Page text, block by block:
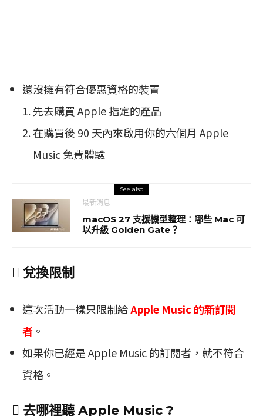
還沒擁有符合優惠資格的裝置
先去購買 Apple 指定的產品
在購買後 90 天內來啟用你的六個月 Apple
Music 免費體驗
See also
最新消息
macOS 27 支援機型整理：哪些 Mac 可
以升級 Golden Gate？
 兌換限制
這次活動一樣只限制給Apple Music 的新訂閱
者 。
如果你已經是 Apple Music 的訂閱者，就不符合
資格。
 去哪裡聽 Apple Music ?